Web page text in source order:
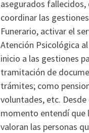
asegurados fallecidos,
coordinar las
Funerario, activar el
Atención Psicológica
inicio a las gestiones
tramitación de
trámites; como
voluntades, etc.
momento entendí que
valoran las personas